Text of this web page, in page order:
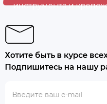
инструмента и
Хотите быть в курсе
Подпишитесь на нашу